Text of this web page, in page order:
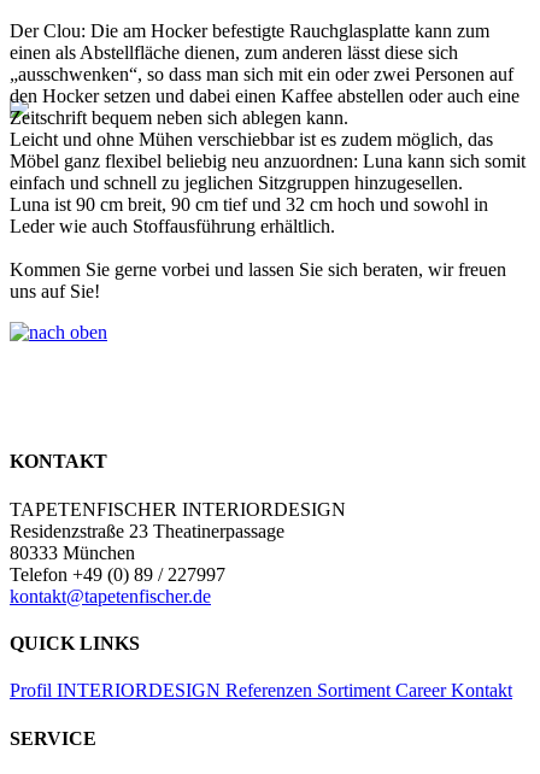
Der Clou: Die am Hocker befestigte Rauchglasplatte kann zum
einen als Abstellfläche dienen, zum anderen lässt diese sich
„ausschwenken“, so dass man sich mit ein oder zwei Personen auf
den Hocker setzen und dabei einen Kaffee abstellen oder auch eine
Zeitschrift bequem neben sich ablegen kann.
Leicht und ohne Mühen verschiebbar ist es zudem möglich, das
Möbel ganz flexibel beliebig neu anzuordnen: Luna kann sich somit
einfach und schnell zu jeglichen Sitzgruppen hinzugesellen.
Luna ist 90 cm breit, 90 cm tief und 32 cm hoch und sowohl in
Leder wie auch Stoffausführung erhältlich.
Kommen Sie gerne vorbei und lassen Sie sich beraten, wir freuen
uns auf Sie!
KONTAKT
TAPETENFISCHER INTERIORDESIGN
Residenzstraße 23 Theatinerpassage
80333 München
Telefon +49 (0) 89 / 227997
kontakt@tapetenfischer.de
QUICK LINKS
Profil INTERIORDESIGN Referenzen Sortiment CareerKontakt
SERVICE